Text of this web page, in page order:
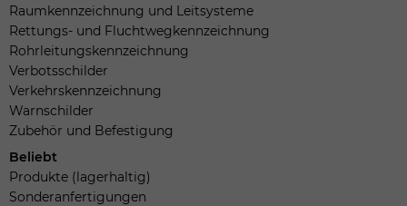
Raumkennzeichnung und Leitsysteme
Rettungs- und Fluchtwegkennzeichnung
Rohrleitungskennzeichnung
Verbotsschilder
Verkehrskennzeichnung
Warnschilder
Zubehör und Befestigung
Beliebt
Produkte (lagerhaltig)
Sonderanfertigungen